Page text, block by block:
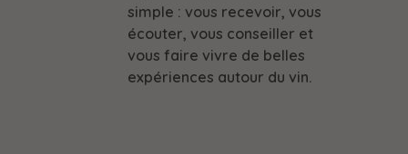
simple : vous recevoir, vous
écouter, vous conseiller et
vous faire vivre de belles
expériences autour du vin.